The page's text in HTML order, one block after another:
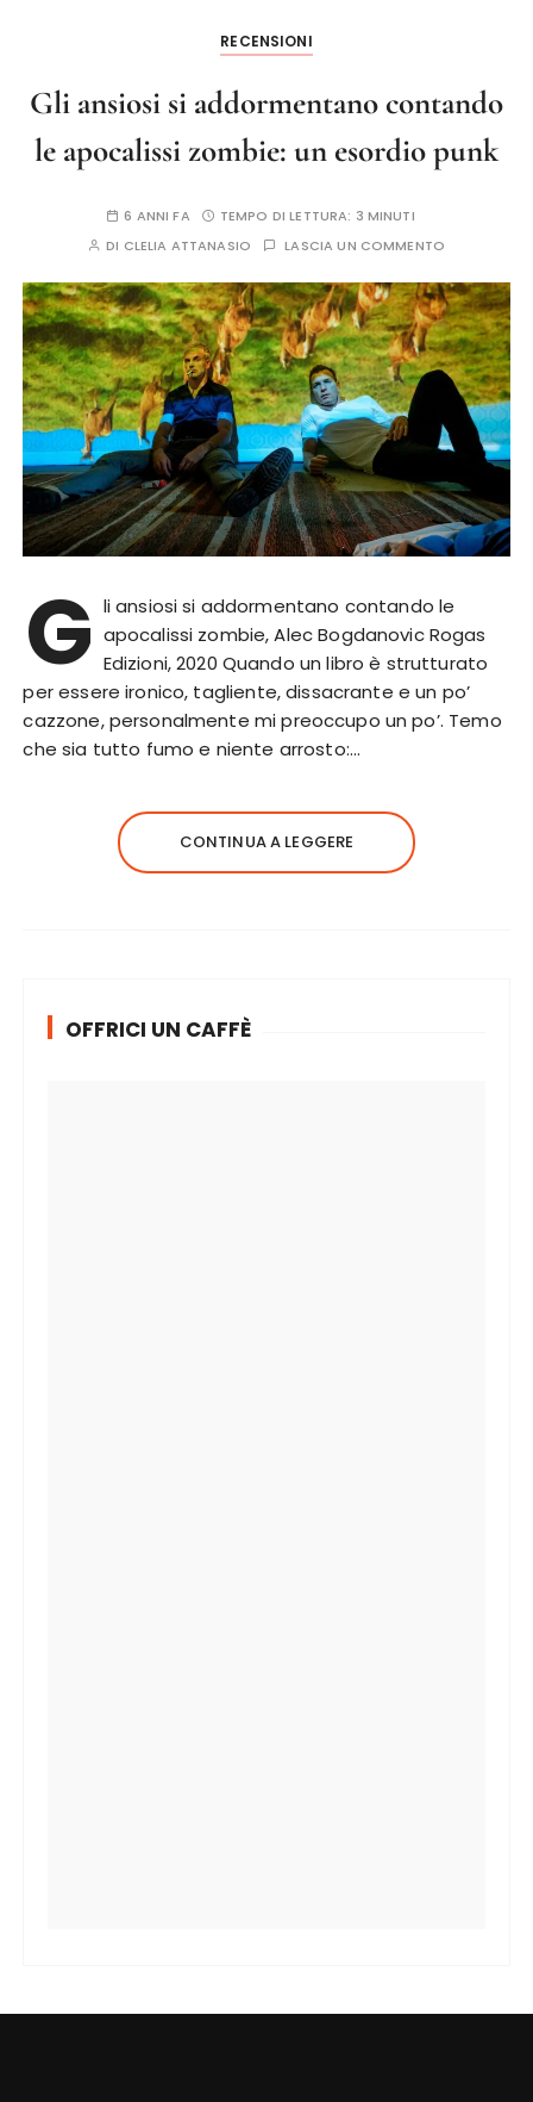
RECENSIONI
Gli ansiosi si addormentano contando
le apocalissi zombie: un esordio punk
6 ANNI FA TEMPO DI LETTURA: 3 MINUTI
DI CLELIA ATTANASIO LASCIA UN COMMENTO
G li ansiosi si addormentano contando le
apocalissi zombie, Alec Bogdanovic Rogas
Edizioni, 2020 Quando un libro è strutturato
per essere ironico, tagliente, dissacrante e un po’
cazzone, personalmente mi preoccupo un po’. Temo
che sia tutto fumo e niente arrosto:…
CONTINUA A LEGGERE
OFFRICI UN CAFFÈ